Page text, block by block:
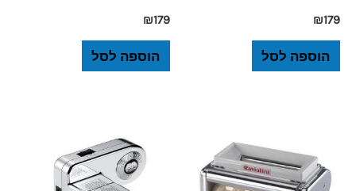
₪179
הוספה לסל
₪179
הוספה לסל